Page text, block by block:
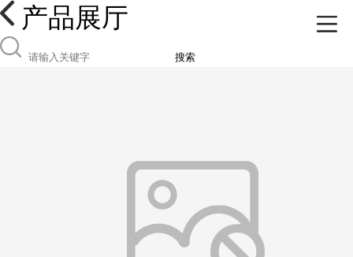
产品展厅
搜索